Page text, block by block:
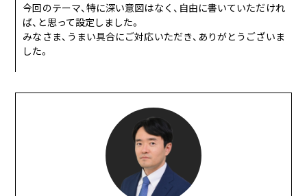
今回のテーマ、特に深い意図はなく、自由に書いていただけれ
ば、と思って設定しました。
みなさま、うまい具合にご対応いただき、ありがとうございま
した。